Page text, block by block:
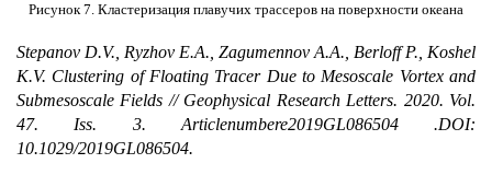
Рисунок 7. Кластеризация плавучих трассеров на поверхности океана
Stepanov D.V., Ryzhov E.A., Zagumennov A.A., Berloff P., Koshel
K.V. Clustering of Floating Tracer Due to Mesoscale Vortex and
Submesoscale Fields // Geophysical Research Letters. 2020. Vol.
47. Iss. 3. Articlenumbere2019GL086504 .DOI:
10.1029/2019GL086504.